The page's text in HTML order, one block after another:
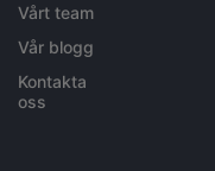
Vårt team
Vår blogg
Kontakta
oss